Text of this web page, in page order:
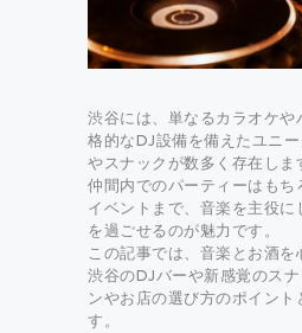
渋谷には、単なるカラオケや
格的なDJ設備を備えたユニ
やスナックが数多く存在しま
仲間内でのパーティーはもち
イベントまで、音楽を主役に
を過ごせるのが魅力です。
この記事では、音楽とお酒を
渋谷のDJバーや新感覚のス
ンやお店の選び方のポイント
す。